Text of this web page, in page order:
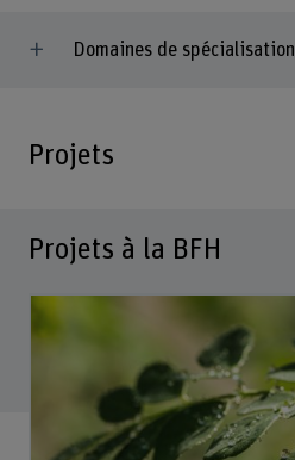
Domaines de spécialisation
Projets
Projets à la BFH